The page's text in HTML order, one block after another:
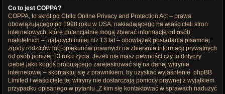
Co to jest COPPA?
COPPA, to skrót od Child Online Privacy and Protection Act – prawa
obowiązującego od 1998 roku w USA, nakładającego na właścicieli stron
internetowych, które potencjalnie mogą zbierać informacje od osób
małoletnich – mających mniej niż 13 lat – obowiązek posiadania pisemnej
zgody rodziców lub opiekunów prawnych na zbieranie informacji prywatnych
od osób poniżej 13 roku życia. Jeżeli nie masz pewności czy to dotyczy
ciebie jako kogoś próbującego zarejestrować się na danej witrynie
internetowej – skontaktuj się z prawnikiem, by uzyskać wyjaśnienie. phpBB
Limited i właściciele tej witryny nie dostarczają pomocy prawnej z wyjątkiem
przypadku opisanego w pytaniu „Z kim się kontaktować w sprawach nadużyć